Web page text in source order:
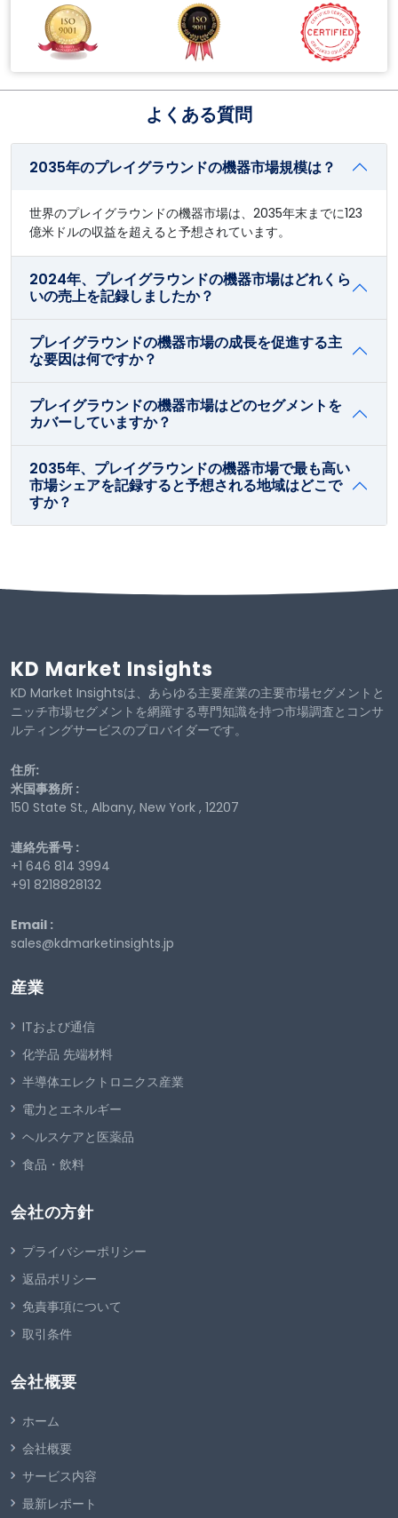
よくある質問
2035年のプレイグラウンドの機器市場規模は？
世界のプレイグラウンドの機器市場は、2035年末までに123
億米ドルの収益を超えると予想されています。
2024年、プレイグラウンドの機器市場はどれくら
いの売上を記録しましたか？
プレイグラウンドの機器市場の成長を促進する主
な要因は何ですか？
プレイグラウンドの機器市場はどのセグメントを
カバーしていますか？
2035年、プレイグラウンドの機器市場で最も高い
市場シェアを記録すると予想される地域はどこで
すか？
KD Market Insights
KD Market Insightsは、あらゆる主要産業の主要市場セグメントと
ニッチ市場セグメントを網羅する専門知識を持つ市場調査とコンサ
ルティングサービスのプロバイダーです。
住所:
米国事務所 :
150 State St., Albany, New York , 12207
連絡先番号 :
+1 646 814 3994
+91 8218828132
Email :
sales@kdmarketinsights.jp
産業
ITおよび通信
化学品 先端材料
半導体エレクトロニクス産業
電力とエネルギー
ヘルスケアと医薬品
食品・飲料
会社の方針
プライバシーポリシー
返品ポリシー
免責事項について
取引条件
会社概要
ホーム
会社概要
サービス内容
最新レポート